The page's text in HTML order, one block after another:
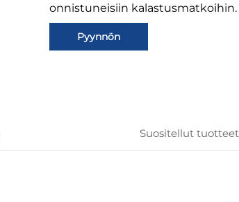
onnistuneisiin kalastusmatkoihin.
Pyynnön
Suositellut tuotteet